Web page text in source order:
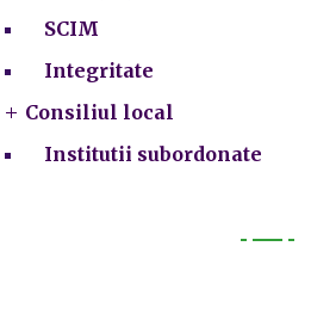
SCIM
Integritate
Consiliul local
Institutii subordonate